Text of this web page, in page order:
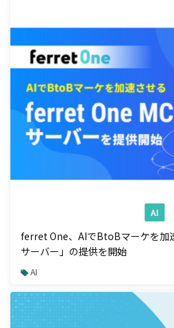
AI
ferret One、AIでBtoBマーケを加
サーバー」の提供を開始
AI